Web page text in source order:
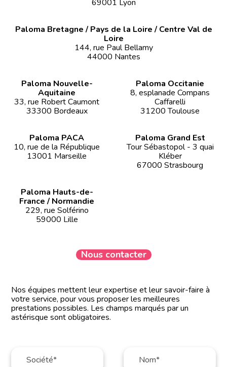
69001 Lyon
Paloma Bretagne / Pays de la Loire / Centre Val de
Loire
144, rue Paul Bellamy
44000 Nantes
Paloma Nouvelle-
Aquitaine
33, rue Robert Caumont
33300 Bordeaux
Paloma Occitanie
8, esplanade Compans
Caffarelli
31200 Toulouse
Paloma PACA
10, rue de la République
13001 Marseille
Paloma Grand Est
Tour Sébastopol - 3 quai
Kléber
67000 Strasbourg
Paloma Hauts-de-
France / Normandie
229, rue Solférino
59000 Lille
Nous contacter
Nos équipes mettent leur expertise et leur savoir-faire à
votre service, pour vous proposer les meilleures
prestations possibles. Les champs marqués par un
astérisque sont obligatoires.